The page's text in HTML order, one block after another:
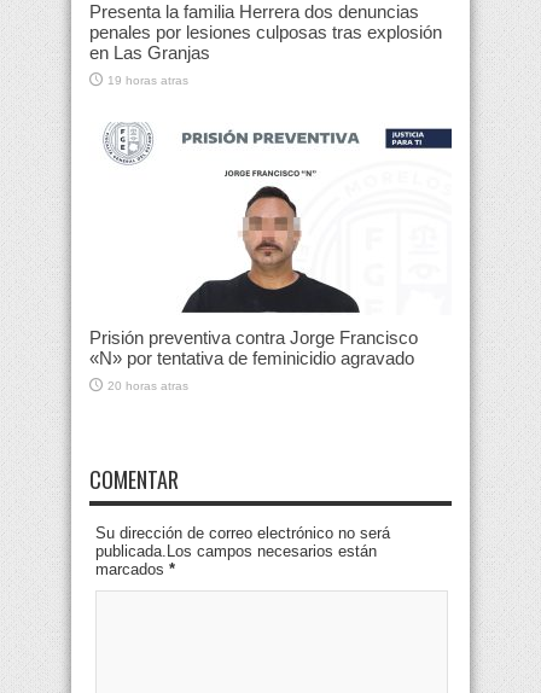
Presenta la familia Herrera dos denuncias
penales por lesiones culposas tras explosión
en Las Granjas
19 horas atras
Prisión preventiva contra Jorge Francisco
«N» por tentativa de feminicidio agravado
20 horas atras
COMENTAR
Su dirección de correo electrónico no será
publicada.Los campos necesarios están
marcados *